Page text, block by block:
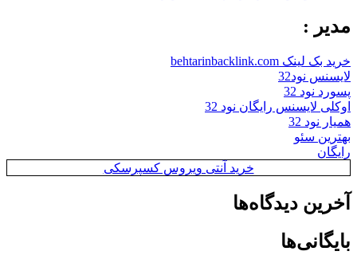
مدیر :
خرید بک لینک behtarinbacklink.com
لایسنس نود32
پسورد نود 32
اوکلی لایسنس رایگان نود 32
همیار نود 32
بهترین سئو
رایگان
خرید آنتی ویروس کسپرسکی
آخرین دیدگاه‌ها
بایگانی‌ها